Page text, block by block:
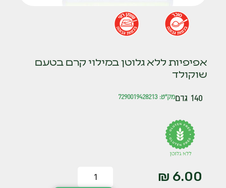
אפיפיות ללא גלוטן במילוי קרם בטעם
שוקולד
140 גרם מק"ט: 7290019428213
6.00
₪